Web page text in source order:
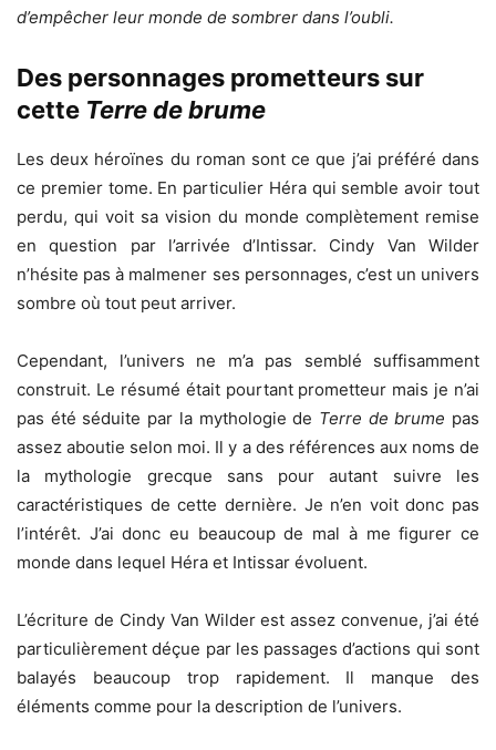
d’empêcher leur monde de sombrer dans l’oubli.
Des personnages prometteurs sur
cette Terre de brume
Les deux héroïnes du roman sont ce que j’ai préféré dans
ce premier tome. En particulier Héra qui semble avoir tout
perdu, qui voit sa vision du monde complètement remise
en question par l’arrivée d’Intissar. Cindy Van Wilder
n’hésite pas à malmener ses personnages, c’est un univers
sombre où tout peut arriver.
Cependant, l’univers ne m’a pas semblé suffisamment
construit. Le résumé était pourtant prometteur mais je n’ai
pas été séduite par la mythologie de Terre de brume pas
assez aboutie selon moi. Il y a des références aux noms de
la mythologie grecque sans pour autant suivre les
caractéristiques de cette dernière. Je n’en voit donc pas
l’intérêt. J’ai donc eu beaucoup de mal à me figurer ce
monde dans lequel Héra et Intissar évoluent.
L’écriture de Cindy Van Wilder est assez convenue, j’ai été
particulièrement déçue par les passages d’actions qui sont
balayés beaucoup trop rapidement. Il manque des
éléments comme pour la description de l’univers.